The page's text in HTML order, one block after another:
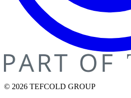
© 2026 TEFCOLD GROUP